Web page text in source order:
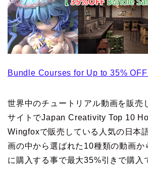
Bundle Courses for Up to 35% OFF
世界中のチュートリアル動画を販売
サイトでJapan Creativity Top 10
Wingfoxで販売している人気の日本
画の中から選ばれた10種類の動画か
に購入する事で最大35%引きで購入